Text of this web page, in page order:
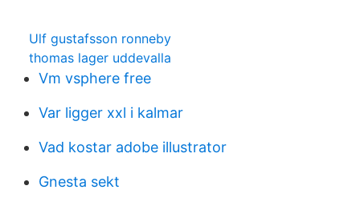
Ulf gustafsson ronneby
thomas lager uddevalla
Vm vsphere free
Var ligger xxl i kalmar
Vad kostar adobe illustrator
Gnesta sekt